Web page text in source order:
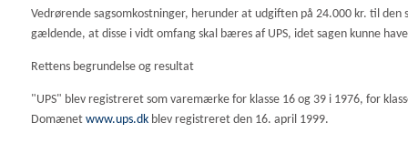
Vedrørende sagsomkostninger, herunder at udgiften på 24.000 kr. til
gældende, at disse i vidt omfang skal bæres af UPS, idet sagen kunne
Rettens begrundelse og resultat
"UPS" blev registreret som varemærke for klasse 16 og 39 i 1976, for
Domænet www.ups.dk blev registreret den 16. april 1999.